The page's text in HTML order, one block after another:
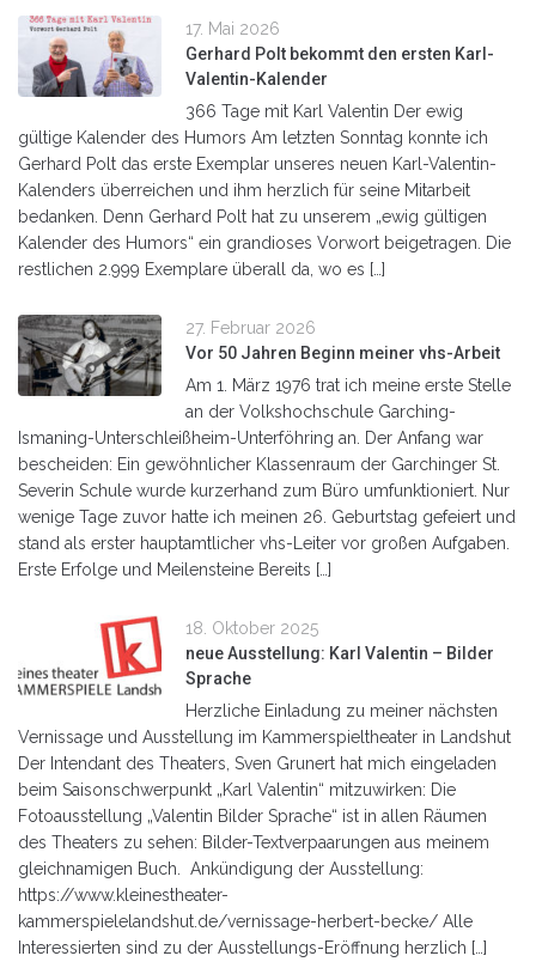
17. Mai 2026
Gerhard Polt bekommt den ersten Karl-
Valentin-Kalender
366 Tage mit Karl Valentin Der ewig
gültige Kalender des Humors Am letzten Sonntag konnte ich
Gerhard Polt das erste Exemplar unseres neuen Karl-Valentin-
Kalenders überreichen und ihm herzlich für seine Mitarbeit
bedanken. Denn Gerhard Polt hat zu unserem „ewig gültigen
Kalender des Humors“ ein grandioses Vorwort beigetragen. Die
restlichen 2.999 Exemplare überall da, wo es […]
27. Februar 2026
Vor 50 Jahren Beginn meiner vhs-Arbeit
Am 1. März 1976 trat ich meine erste Stelle
an der Volkshochschule Garching-
Ismaning-Unterschleißheim-Unterföhring an. Der Anfang war
bescheiden: Ein gewöhnlicher Klassenraum der Garchinger St.
Severin Schule wurde kurzerhand zum Büro umfunktioniert. Nur
wenige Tage zuvor hatte ich meinen 26. Geburtstag gefeiert und
stand als erster hauptamtlicher vhs-Leiter vor großen Aufgaben.
Erste Erfolge und Meilensteine Bereits […]
18. Oktober 2025
neue Ausstellung: Karl Valentin – Bilder
Sprache
Herzliche Einladung zu meiner nächsten
Vernissage und Ausstellung im Kammerspieltheater in Landshut
Der Intendant des Theaters, Sven Grunert hat mich eingeladen
beim Saisonschwerpunkt „Karl Valentin“ mitzuwirken: Die
Fotoausstellung „Valentin Bilder Sprache“ ist in allen Räumen
des Theaters zu sehen: Bilder-Textverpaarungen aus meinem
gleichnamigen Buch. Ankündigung der Ausstellung:
https://www.kleinestheater-
kammerspielelandshut.de/vernissage-herbert-becke/ Alle
Interessierten sind zu der Ausstellungs-Eröffnung herzlich […]